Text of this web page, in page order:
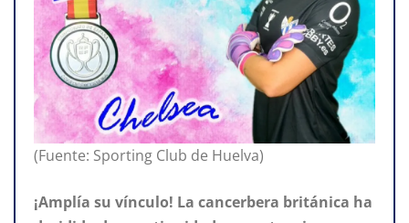
(Fuente: Sporting Club de Huelva)
¡Amplía su vínculo! La cancerbera británica ha